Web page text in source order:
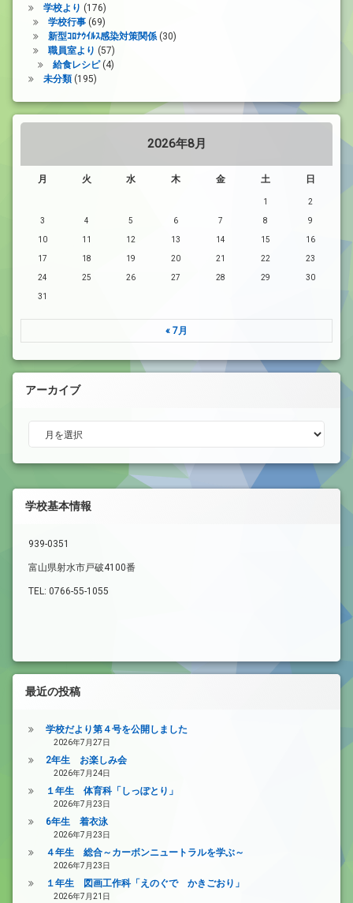
学校より (176)
学校行事(69)
新型ｺﾛﾅｳｲﾙｽ感染対策関係(30)
職員室より (57)
給食レシピ(4)
未分類(195)
2026年8月
月 火 水 木 金 土 日
1 2
3 4 5 6 7 8 9
10 11 12 13 14 15 16
17 18 19 20 21 22 23
24 25 26 27 28 29 30
31
« 7月
アーカイブ
アーカイブ
学校基本情報
939-0351
富山県射水市戸破4100番
TEL: 0766-55-1055
最近の投稿
学校だより第４号を公開しました
2026年7月27日
2年生 お楽しみ会
2026年7月24日
１年生 体育科「しっぽとり」
2026年7月23日
6年生 着衣泳
2026年7月23日
４年生 総合～カーボンニュートラルを学ぶ～
2026年7月23日
１年生 図画工作科「えのぐで かきごおり」
2026年7月21日